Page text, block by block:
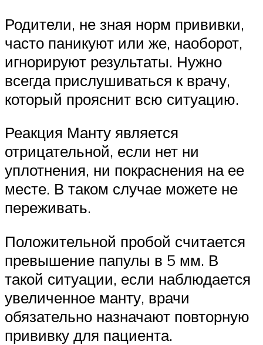
Родители, не зная норм прививки,
часто паникуют или же, наоборот,
игнорируют результаты. Нужно
всегда прислушиваться к врачу,
который прояснит всю ситуацию.
Реакция Манту является
отрицательной, если нет ни
уплотнения, ни покраснения на ее
месте. В таком случае можете не
переживать.
Положительной пробой считается
превышение папулы в 5 мм. В
такой ситуации, если наблюдается
увеличенное манту, врачи
обязательно назначают повторную
прививку для пациента.